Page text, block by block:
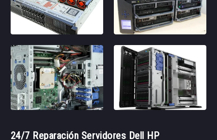
24/7 Reparación Servidores Dell HP